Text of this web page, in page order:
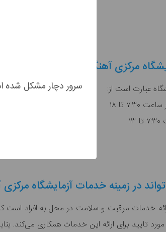
مرکزی آهنگ
عبارت است از:
تا ۱۸
در زمینه خدمات آزمایشگاه
خدمات مراقبت و سلامت در محل به افراد
تایید برای ارائه این خدمات همکاری می‌کند.
سرور دچار مشکل شده